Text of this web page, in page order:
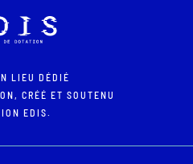
LIEU DÉDIÉ
CRÉÉ ET SOUTENU
EDIS.